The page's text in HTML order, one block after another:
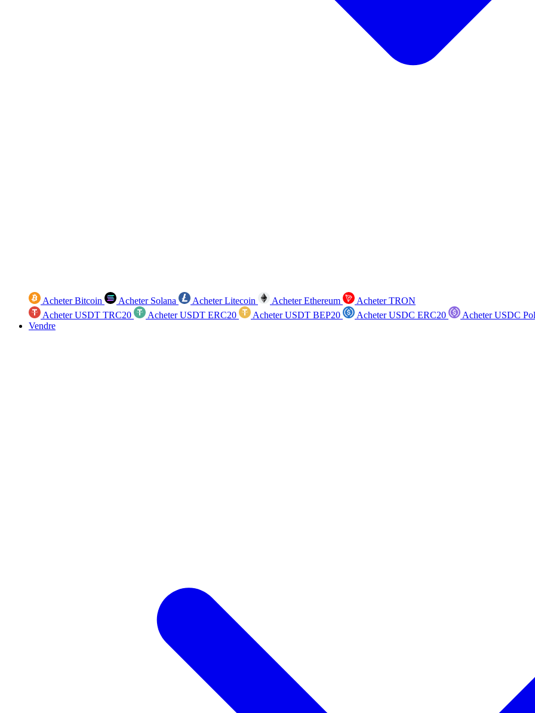
Acheter Bitcoin Acheter Solana Acheter Litecoin Acheter Ethereum
Acheter TRON
Acheter USDT TRC20
Acheter USDT ERC20 Acheter USDT BEP20 Acheter USDC ERC20
Acheter USDC
Vendre